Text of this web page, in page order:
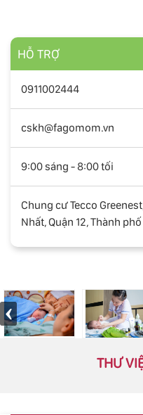
HỖ TRỢ
0911002444
cskh@fagomom.vn
9:00 sáng - 8:00 tối
Chung cư Tecco
Nhất, Quận 12, Thành
THƯ